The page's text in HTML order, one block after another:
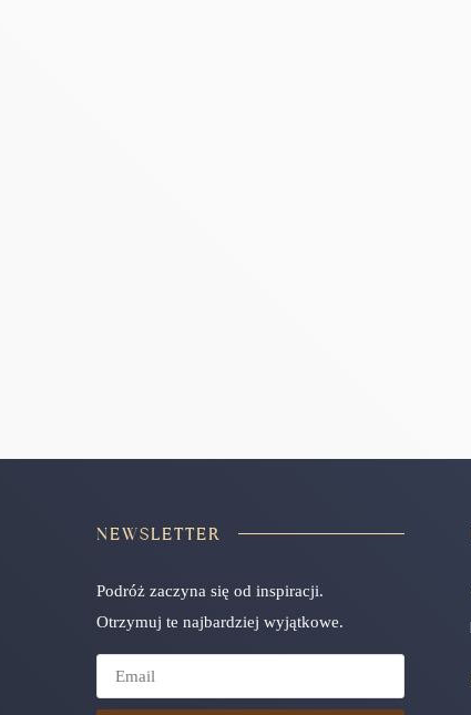
NEWSLETTER
Podróż zaczyna się od inspiracji.
Otrzymuj te najbardziej wyjątkowe.